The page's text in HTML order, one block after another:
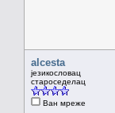
alcesta
језикословац
староседелац
Ван мреже